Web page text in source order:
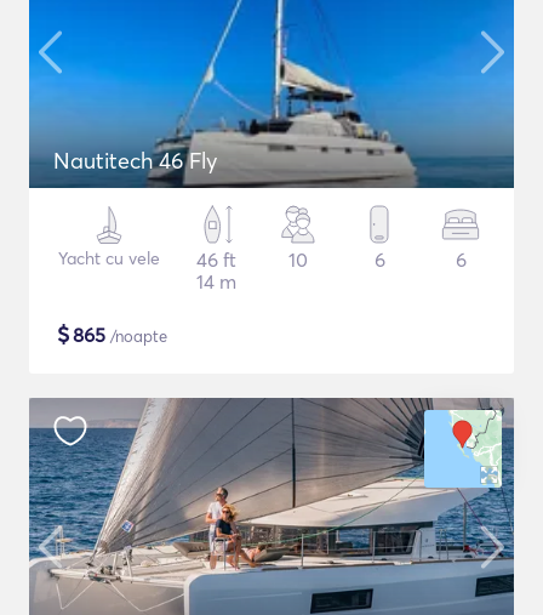
Nautitech 46 Fly
Yacht cu vele
46 ft
14 m
10 6 6
$865 /noapte